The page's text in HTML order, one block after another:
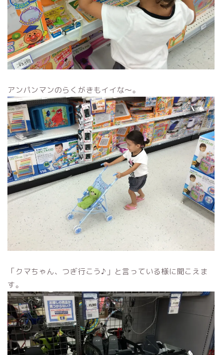
アンパンマンのらくがきもイイな〜。
「クマちゃん、つぎ行こう♪」と言っている様に聞こえま
す。